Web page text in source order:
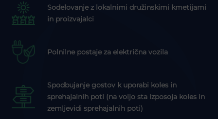
Sodelovanje z lokalnimi družinskimi kmetijami
in proizvajalci
Polnilne postaje za električna vozila
Spodbujanje gostov k uporabi koles in
sprehajalnih poti (na voljo sta izposoja koles in
zemljevidi sprehajalnih poti)